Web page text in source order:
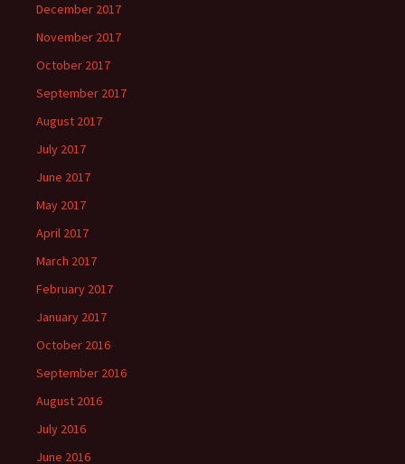
December 2017
November 2017
October 2017
September 2017
August 2017
July 2017
June 2017
May 2017
April 2017
March 2017
February 2017
January 2017
October 2016
September 2016
August 2016
July 2016
June 2016